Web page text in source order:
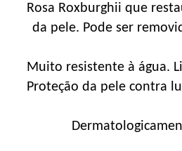
Rosa Roxburghii que
da pele. Pode ser
Muito resistente à água.
Proteção da pele contra